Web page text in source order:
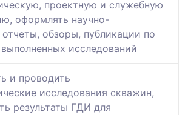
проектную и служебную
оформлять научно-
отчеты, обзоры, публикации по
выполненных исследований
и проводить
исследования скважин,
результаты ГДИ для